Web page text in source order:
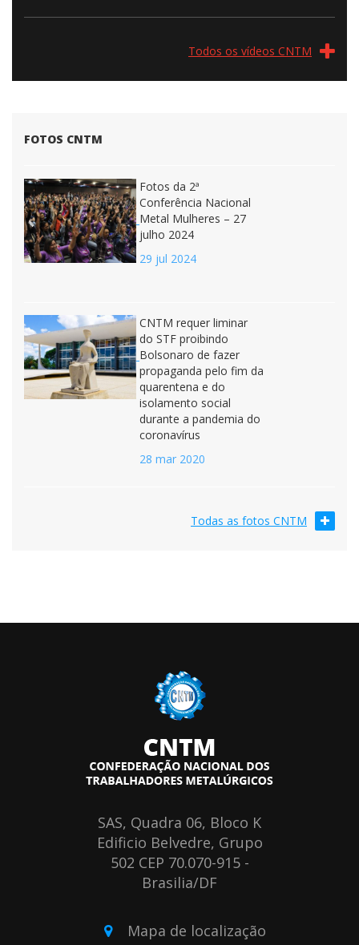
Todos os vídeos CNTM
FOTOS CNTM
Fotos da 2ª
Conferência Nacional
Metal Mulheres – 27
julho 2024
29 jul 2024
CNTM requer liminar
do STF proibindo
Bolsonaro de fazer
propaganda pelo fim da
quarentena e do
isolamento social
durante a pandemia do
coronavírus
28 mar 2020
Todas as fotos CNTM
SAS, Quadra 06, Bloco K
Edificio Belvedre, Grupo
502 CEP 70.070-915 -
Brasilia/DF
Mapa de localização